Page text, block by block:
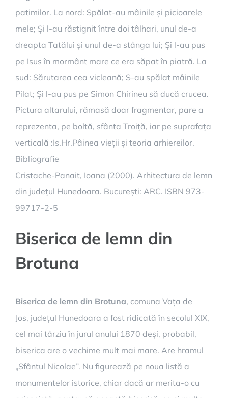
patimilor. La nord: Spălat-au mâinile și picioarele
mele; Și l-au răstignit între doi tâlhari, unul de-a
dreapta Tatălui și unul de-a stânga lui; Și l-au pus
pe Isus în mormânt mare ce era săpat în piatră. La
sud: Sărutarea cea vicleană; S-au spălat mâinile
Pilat; Și l-au pus pe Simon Chirineu să ducă crucea.
Pictura altarului, rămasă doar fragmentar, pare a
reprezenta, pe boltă, sfânta Troiță, iar pe suprafața
verticală :Is.Hr.Pâinea vieții și teoria arhiereilor.
Bibliografie
Cristache-Panait, Ioana (2000). Arhitectura de lemn
din județul Hunedoara. București: ARC. ISBN 973-
99717-2-5
Biserica de lemn din
Brotuna
Biserica de lemn din Brotuna, comuna Vața de
Jos, județul Hunedoara a fost ridicată în secolul XIX,
cel mai târziu în jurul anului 1870 deși, probabil,
biserica are o vechime mult mai mare. Are hramul
„Sfântul Nicolae”. Nu figurează pe noua listă a
monumentelor istorice, chiar dacă ar merita-o cu